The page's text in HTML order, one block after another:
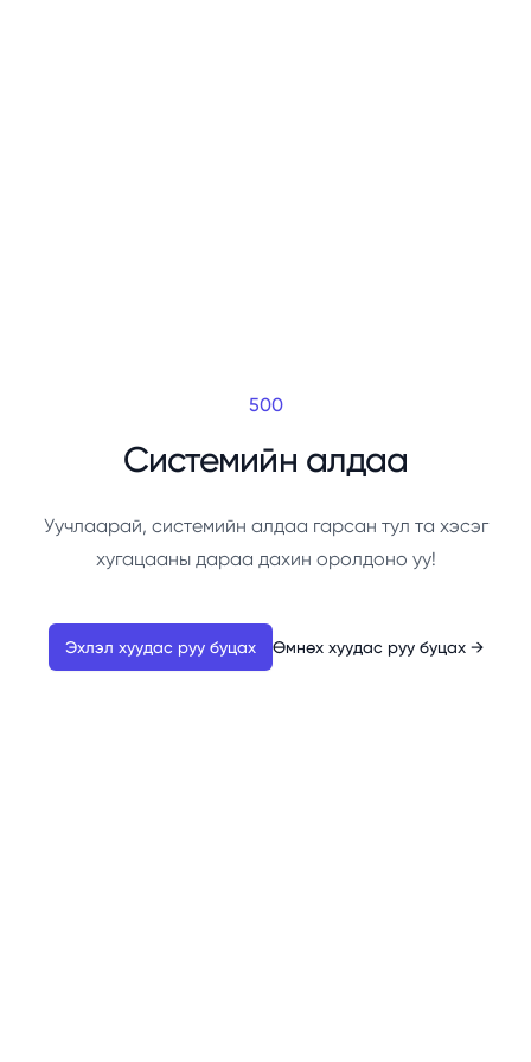
500
Системийн алдаа
Уучлаарай, системийн алдаа гарсан тул та хэсэг
хугацааны дараа дахин оролдоно уу!
Эхлэл хуудас руу буцах Өмнөх хуудас руу буцах →